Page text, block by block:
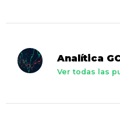
Analítica
Ver todas las